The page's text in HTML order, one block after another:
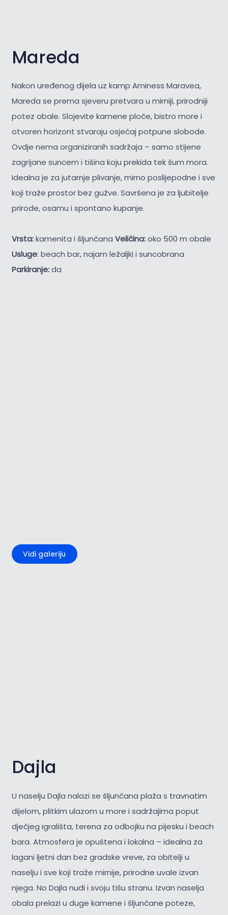
Mareda
Nakon uređenog dijela uz kamp Aminess Maravea,
Mareda se prema sjeveru pretvara u mirniji, prirodniji
potez obale. Slojevite kamene ploče, bistro more i
otvoren horizont stvaraju osjećaj potpune slobode.
Ovdje nema organiziranih sadržaja – samo stijene
zagrijane suncem i tišina koju prekida tek šum mora.
Idealna je za jutarnje plivanje, mirno poslijepodne i sve
koji traže prostor bez gužve. Savršena je za ljubitelje
prirode, osamu i spontano kupanje.
Vrsta:kamenita i šljunčana Veličina:oko 500 m obale
Usluge: beach bar, najam ležaljki i suncobrana
Parkiranje:da
Vidi galeriju
Dajla
U naselju Dajla nalazi se šljunčana plaža s travnatim
dijelom, plitkim ulazom u more i sadržajima poput
dječjeg igrališta, terena za odbojku na pijesku i beach
bara. Atmosfera je opuštena i lokalna – idealna za
lagani ljetni dan bez gradske vreve, za obitelji u
naselju i sve koji traže mirnije, prirodne uvale izvan
njega. No Dajla nudi i svoju tišu stranu. Izvan naselja
obala prelazi u duge kamene i šljunčane poteze,